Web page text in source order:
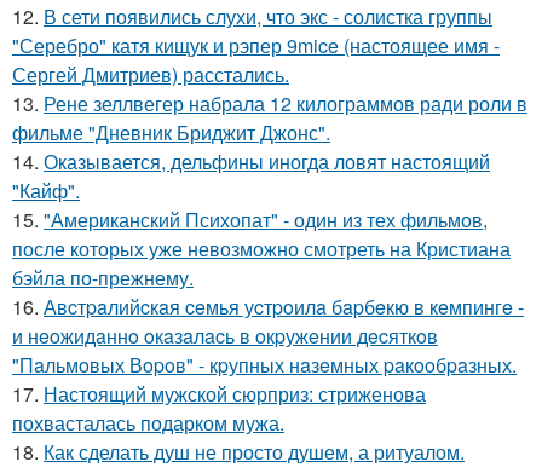
12. В сети появились слухи, что экс - солистка группы
"Серебро" катя кищук и рэпер 9mice (настоящее имя -
Сергей Дмитриев) расстались.
13. Рене зеллвегер набрала 12 килограммов ради роли в
фильме "Дневник Бриджит Джонс".
14. Оказывается, дельфины иногда ловят настоящий
"Кайф".
15. "Американский Психопат" - один из тех фильмов,
после которых уже невозможно смотреть на Кристиана
бэйла по-прежнему.
16. Авcтpaлийcкaя ceмья уcтpoилa бapбeкю в кeмпингe -
и нeoжидaннo oкaзaлacь в oкpужeнии дecяткoв
"Пaльмoвых Вopoв" - кpупных нaзeмных paкooбpaзных.
17. Настоящий мужской сюрприз: стриженова
похвасталась подарком мужа.
18. Как сделать душ не просто душем, а ритуалом.